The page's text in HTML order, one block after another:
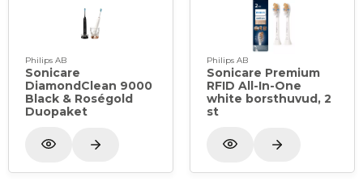
Philips AB
Sonicare
DiamondClean 9000
Black & Roségold
Duopaket
Philips AB
Sonicare Premium
RFID All-In-One
white borsthuvud, 2
st